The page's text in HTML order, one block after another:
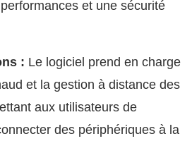
et une sécurité
: Le logiciel prend en charge
et la gestion à distance des
aux utilisateurs de
des périphériques à la